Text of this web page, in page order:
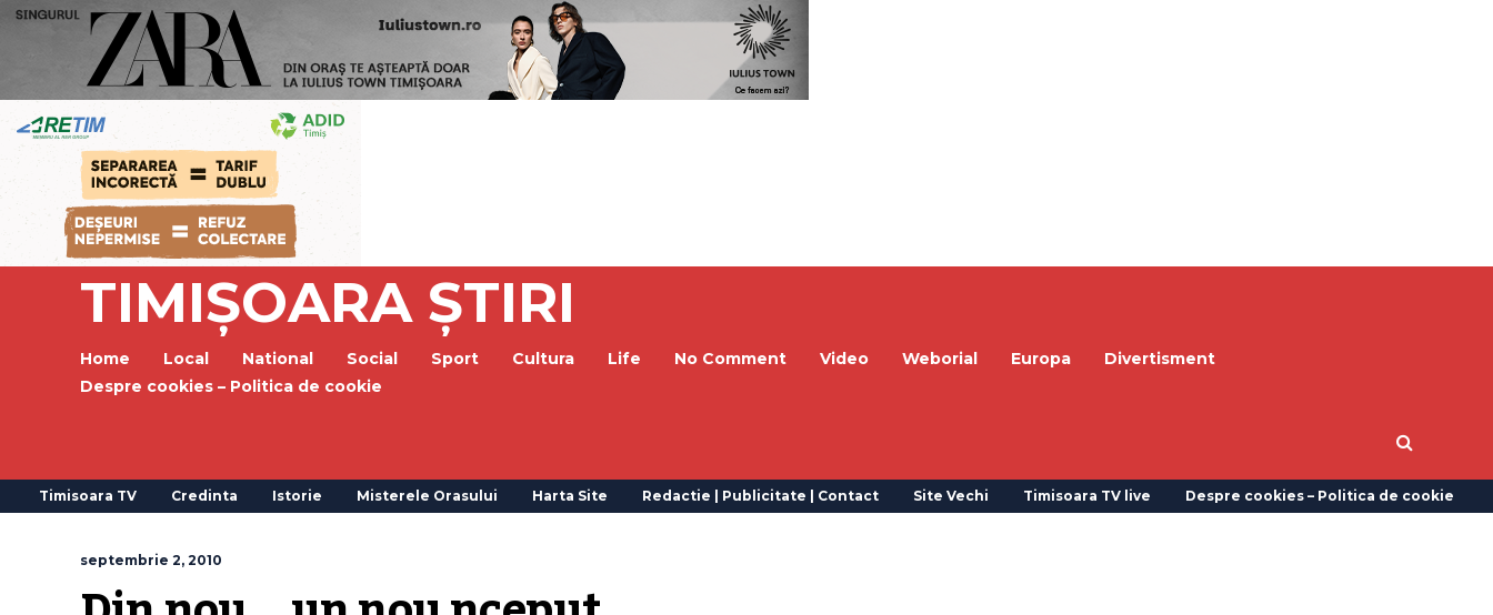
TIMIȘOARA ȘTIRI
Home Local National Social Sport Cultura Life No Comment Video Weborial Europa
Divertisment
Despre cookies – Politica de cookie
Timisoara TV Credinta Istorie Misterele Orasului Harta Site Redactie | Publicitate | Contact Site Vechi Timisoara TV live Despre cookies – Politica de cookie
septembrie 2, 2010